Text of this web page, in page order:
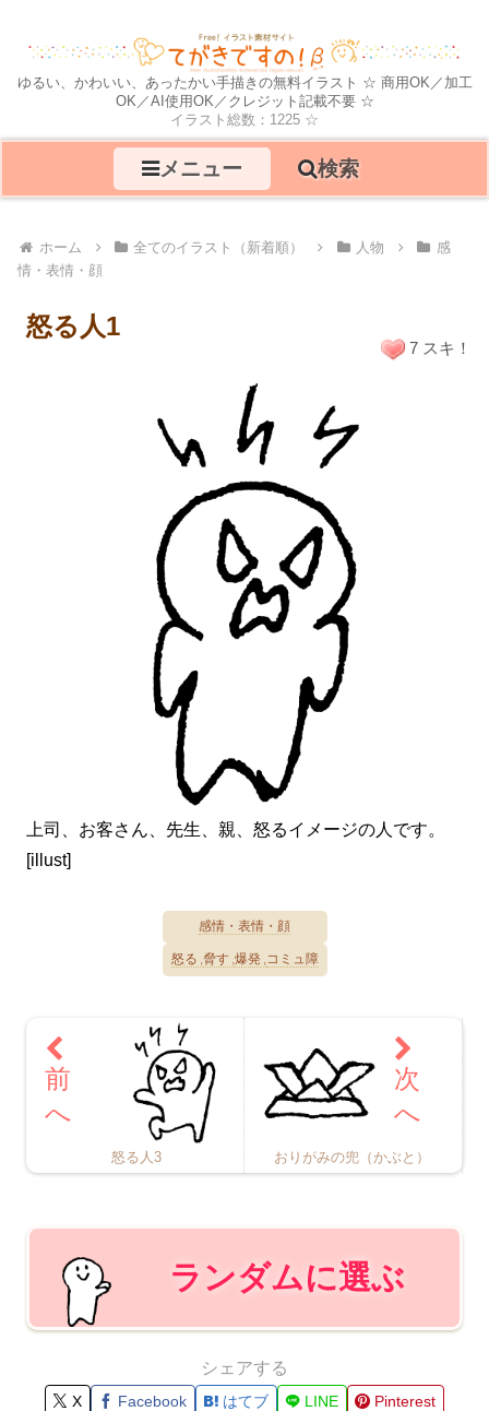
ゆるい、かわいい、あったかい手描きの無料イラスト ☆ 商用OK／加工
OK／AI使用OK／クレジット記載不要 ☆
イラスト総数：1225 ☆
メニュー 検索
ホーム 全てのイラスト（新着順） 人物
感
情・表情・顔
怒る人1
上司、お客さん、先生、親、怒るイメージの人です。
[illust]
感情・表情・顔
怒る 脅す 爆発 コミュ障
7 スキ！
怒る人3 おりがみの兜（かぶと）
ランダムに選ぶ
シェアする
X Facebook はてブ LINE
Pinterest